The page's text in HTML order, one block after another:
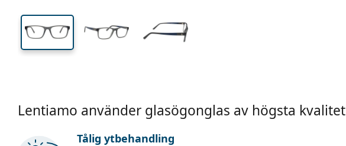
Lentiamo använder glasögonglas av högsta kvalitet
Tålig ytbehandling